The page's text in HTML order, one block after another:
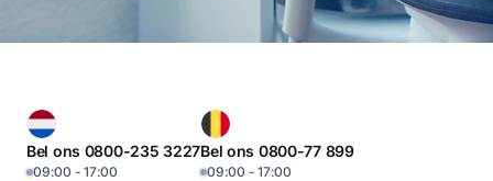
Bel ons 0800-235 3227
09:00 - 17:00
Bel ons 0800-77 899
09:00 - 17:00